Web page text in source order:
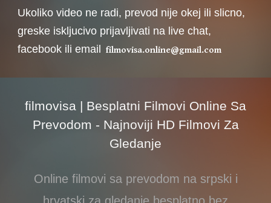
Ukoliko video ne radi, prevod nije okej ili slicno,
greske iskljucivo prijavljivati na live chat,
facebook ili email
filmovisa.online@gmail.com
filmovisa | Besplatni Filmovi Online Sa
Prevodom - Najnoviji HD Filmovi Za
Gledanje
Online filmovi sa prevodom na srpski i